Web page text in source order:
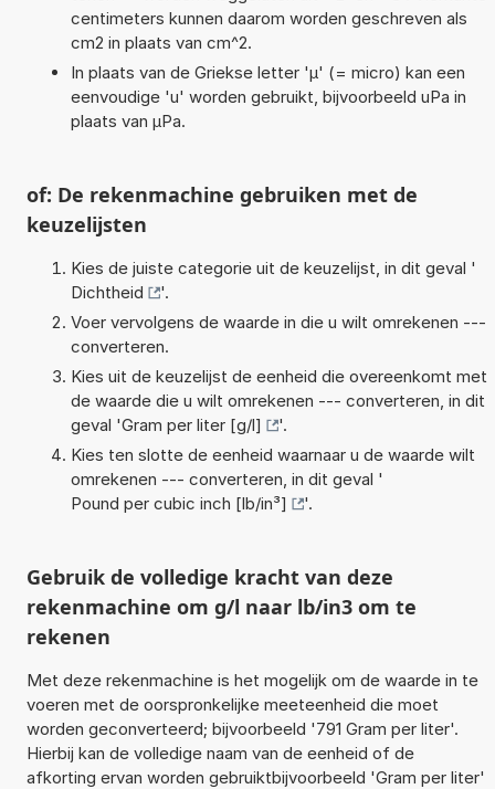
centimeters kunnen daarom worden geschreven als
cm2 in plaats van cm^2.
In plaats van de Griekse letter 'µ' (= micro) kan een
eenvoudige 'u' worden gebruikt, bijvoorbeeld uPa in
plaats van µPa.
of: De rekenmachine gebruiken met de
keuzelijsten
Kies de juiste categorie uit de keuzelijst, in dit geval '
Dichtheid
'.
Voer vervolgens de waarde in die u wilt omrekenen ---
converteren.
Kies uit de keuzelijst de eenheid die overeenkomt met
de waarde die u wilt omrekenen --- converteren, in dit
geval 'Gram per liter [g/l]
'.
Kies ten slotte de eenheid waarnaar u de waarde wilt
omrekenen --- converteren, in dit geval '
Pound per cubic inch [lb/in³]
'.
Gebruik de volledige kracht van deze
rekenmachine om g/l naar lb/in3 om te
rekenen
Met deze rekenmachine is het mogelijk om de waarde in te
voeren met de oorspronkelijke meeteenheid die moet
worden geconverteerd; bijvoorbeeld '791 Gram per liter'.
Hierbij kan de volledige naam van de eenheid of de
afkorting ervan worden gebruiktbijvoorbeeld 'Gram per liter'